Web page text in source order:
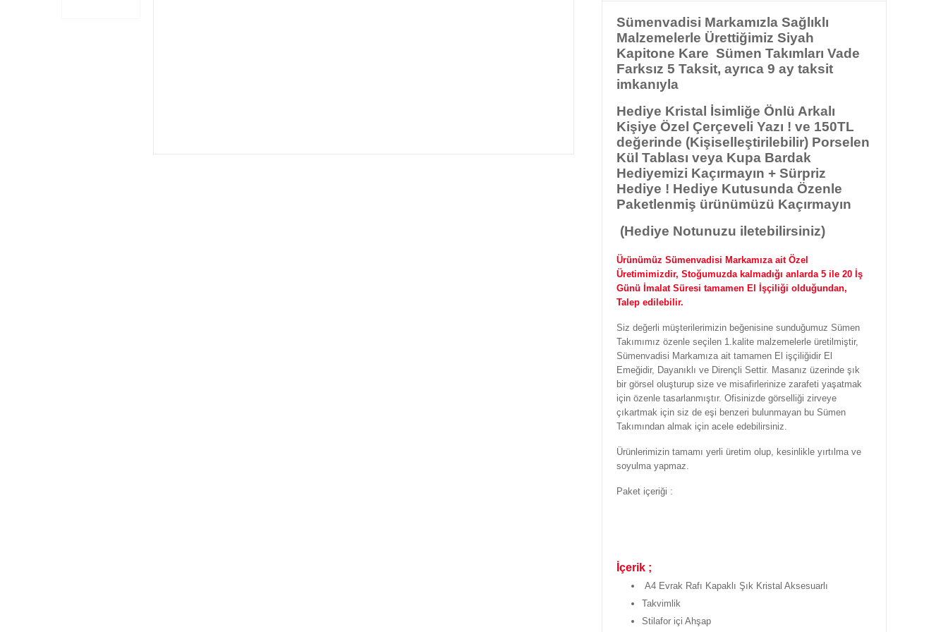
Sümenvadisi Markamızla Sağlıklı
Malzemelerle Ürettiğimiz Siyah
Kapitone Kare Sümen Takımları Vade
Farksız 5 Taksit, ayrıca 9 ay taksit
imkanıyla
Hediye Kristal İsimliğe Önlü Arkalı
Kişiye Özel Çerçeveli Yazı ! ve 150TL
değerinde (Kişiselleştirilebilir) Porselen
Kül Tablası veya Kupa Bardak
Hediyemizi Kaçırmayın + Sürpriz
Hediye ! Hediye Kutusunda Özenle
Paketlenmiş ürünümüzü Kaçırmayın
(Hediye Notunuzu iletebilirsiniz)
Ürünümüz Sümenvadisi Markamıza ait Özel
Üretimimizdir, Stoğumuzda kalmadığı anlarda 5 ile 20 İş
Günü İmalat Süresi tamamen El İşçiliği olduğundan,
Talep edilebilir.
Siz değerli müşterilerimizin beğenisine sunduğumuz Sümen
Takımımız özenle seçilen 1.kalite malzemelerle üretilmiştir,
Sümenvadisi Markamıza ait tamamen El işçiliğidir El
Emeğidir, Dayanıklı ve Dirençli Settir. Masanız üzerinde şık
bir görsel oluşturup size ve misafirlerinize zarafeti yaşatmak
için özenle tasarlanmıştır. Ofisinizde görselliği zirveye
çıkartmak için siz de eşi benzeri bulunmayan bu Sümen
Takımından almak için acele edebilirsiniz.
Ürünlerimizin tamamı yerli üretim olup, kesinlikle yırtılma ve
soyulma yapmaz.
Paket içeriği :
İçerik ;
A4 Evrak Rafı Kapaklı Şık Kristal Aksesuarlı
Takvimlik
Stilafor içi Ahşap